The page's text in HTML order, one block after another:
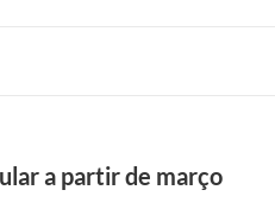
a partir de março